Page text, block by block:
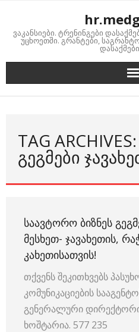
content
ვაკანსიები. ტრენინგები
უცხოეთში. გრანტები,
TAG
ᲒᲔᲒᲛᲔᲑᲘ
ᲡᲐᲐᲕᲢᲝᲠᲝ ᲑᲘᲖᲜᲔᲡ
ᲛᲔᲡᲮᲔᲗ- ᲯᲐᲕᲐᲮᲔᲗᲘᲡ,
ᲙᲐᲮᲔᲗᲘᲡᲐᲗᲕᲘᲡ!
თქვენს შეკითხვებს
კომუნიკაციების
გენერალური
ხოშტარია. 577 235